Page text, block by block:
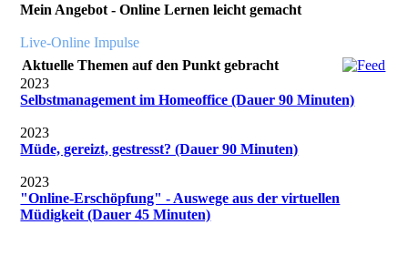
Mein Angebot - Online Lernen leicht gemacht
Live-Online Impulse
Aktuelle Themen auf den Punkt gebracht
2023
Selbstmanagement im Homeoffice (Dauer 90 Minuten)
2023
Müde, gereizt, gestresst? (Dauer 90 Minuten)
2023
"Online-Erschöpfung" - Auswege aus der virtuellen
Müdigkeit (Dauer 45 Minuten)